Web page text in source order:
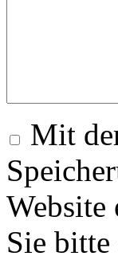
Mit
Website
Sie bitte